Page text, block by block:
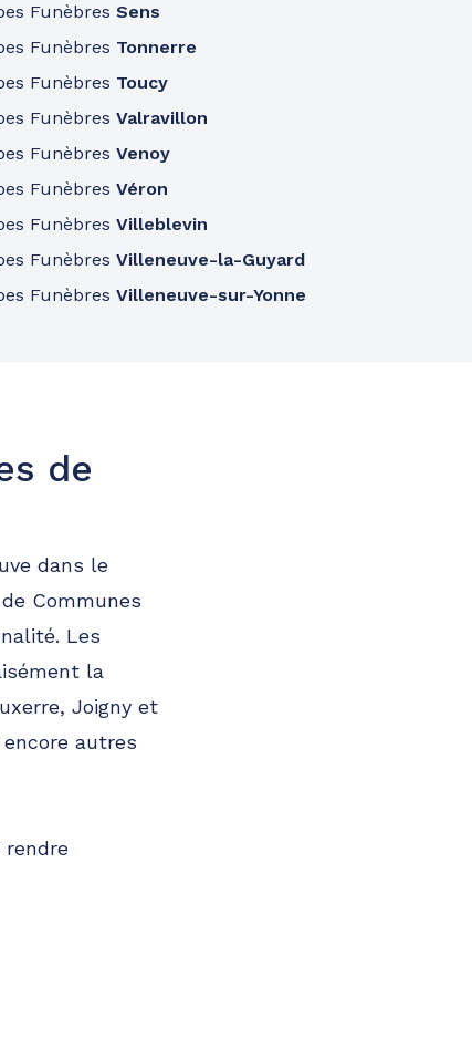
FunèbresSens
Funèbres Tonnerre
Funèbres Toucy
FunèbresValravillon
FunèbresVenoy
FunèbresVéron
FunèbresVilleblevin
FunèbresVilleneuve-la-Guyard
FunèbresVilleneuve-sur-Yonne
de
dans le
Communes
Les
la
Joigny et
autres
rendre